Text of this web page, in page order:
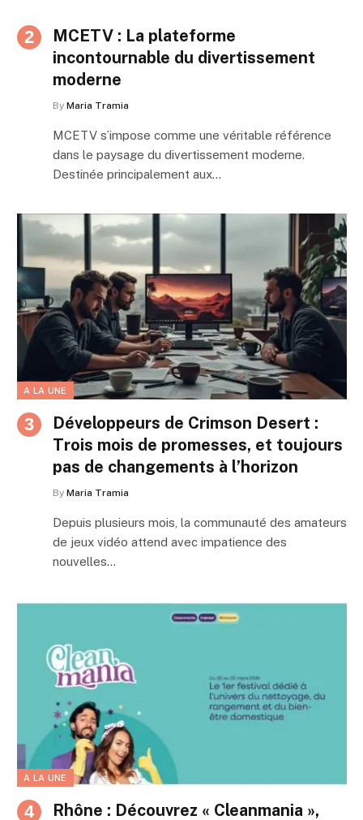
MCETV : La plateforme
incontournable du divertissement
moderne
By Maria Tramia
MCETV s’impose comme une véritable référence
dans le paysage du divertissement moderne.
Destinée principalement aux…
A LA UNE
Développeurs de Crimson Desert :
Trois mois de promesses, et toujours
pas de changements à l’horizon
By Maria Tramia
Depuis plusieurs mois, la communauté des amateurs
de jeux vidéo attend avec impatience des
nouvelles…
A LA UNE
Rhône : Découvrez « Cleanmania »,